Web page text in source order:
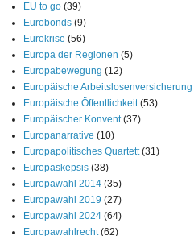
EU to go (39)
Eurobonds (9)
Eurokrise (56)
Europa der Regionen (5)
Europabewegung (12)
Europäische Arbeitslosenversicherung
Europäische Öffentlichkeit (53)
Europäischer Konvent (37)
Europanarrative (10)
Europapolitisches Quartett (31)
Europaskepsis (38)
Europawahl 2014 (35)
Europawahl 2019 (27)
Europawahl 2024 (64)
Europawahlrecht (62)